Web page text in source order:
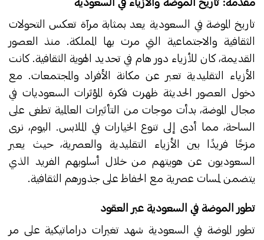
مقدمة: تاريخ الموضة والأزياء في السعودية
تاريخ الموضة في السعودية يعد بمثابة مرآة تعكس التحولات
الثقافية والاجتماعية التي مرت بها المملكة. منذ العصور
القديمة، كان للأزياء دور هام في تحديد الهوية الثقافية. كانت
الأزياء التقليدية تعبر عن مكانة الأفراد والمجتمعات. مع
دخول العصور الحديثة ظهرت فكرة المؤثرات السعوديات في
مجال الموضة، بدأت موجات من التأثيرات العالمية تطغى على
الساحة، مما أدى إلى تنوع الخيارات في الملابس. اليوم، نرى
مزجًا فريدًا بين الأزياء التقليدية والعصرية، حيث يعبر
السعوديون عن هويتهم من خلال أسلوبهم الفريد الذي
يتضمن لمسات عصرية مع الحفاظ على جذورهم الثقافية.
تطور الموضة في السعودية عبر العقود
تطور الموضة في السعودية شهد تغيرات دراماتيكية على مر